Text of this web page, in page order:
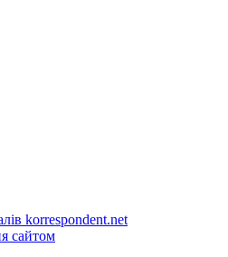
korrespondent.net
сайтом